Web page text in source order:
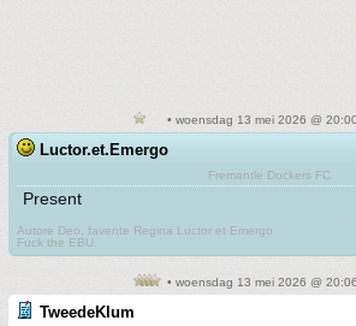
• woensdag 13 mei 2026 @
Luctor.et.Emergo
Fremantle Dockers FC
Present
Autore Deo, favente Regina Luctor et Emergo
Fuck the EBU.
• woensdag 13 mei 2026 @
TweedeKlum